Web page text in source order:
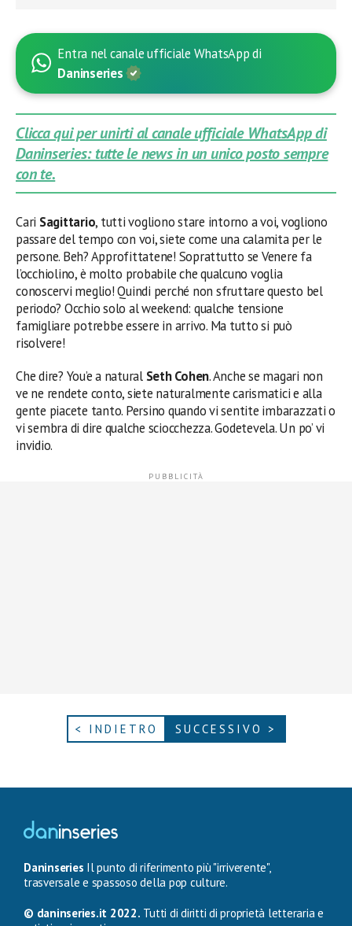
Entra nel canale ufficiale WhatsApp di
Daninseries
Clicca qui per unirti al canale ufficiale WhatsApp di
Daninseries: tutte le news in un unico posto sempre
con te.
Cari Sagittario, tutti vogliono stare intorno a voi, vogliono
passare del tempo con voi, siete come una calamita per le
persone. Beh? Approfittatene! Soprattutto se Venere fa
l’occhiolino, è molto probabile che qualcuno voglia
conoscervi meglio! Quindi perché non sfruttare questo bel
periodo? Occhio solo al weekend: qualche tensione
famigliare potrebbe essere in arrivo. Ma tutto si può
risolvere!
Che dire? You’e a natural Seth Cohen. Anche se magari non
ve ne rendete conto, siete naturalmente carismatici e alla
gente piacete tanto. Persino quando vi sentite imbarazzati o
vi sembra di dire qualche sciocchezza. Godetevela. Un po’ vi
invidio.
< INDIETRO SUCCESSIVO >
Daninseries Il punto di riferimento più "irriverente",
trasversale e spassoso della pop culture.
© daninseries.it 2022. Tutti di diritti di proprietà letteraria e